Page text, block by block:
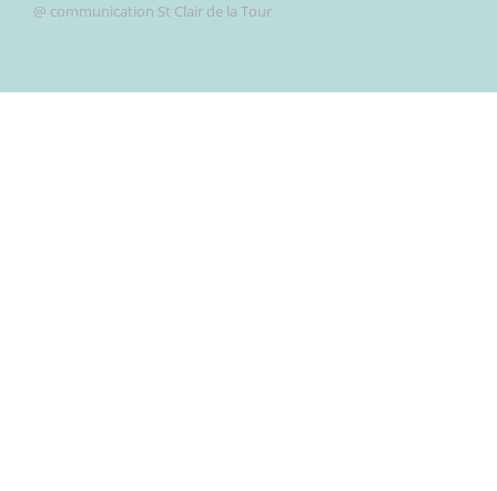
@ communication St Clair de la Tour